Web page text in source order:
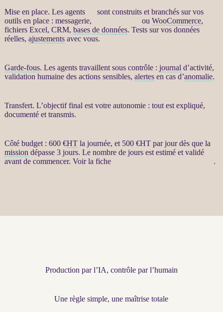
Mise en place. Les agents
sont construits et branchés sur vos
outils en place : messagerie,
ou WooCommerce,
fichiers Excel, CRM, bases de données. Tests sur vos données
réelles, ajustementsavec vous.
Garde-fous. Les agentstravaillent sous contrôle : journal d’activité,
validation humaine des actions sensibles, alertesen cas d’anomalie.
Transfert. L’objectif final est votre autonomie : tout est expliqué,
documenté et transmis.
Côté budget : 600 €HTla journée, et 500 €HTpar jour dès que la
mission dépasse 3 jours. Le nombre de jours est estimé et validé
avant de commencer. Voir la fiche
.
Production par l’IA, contrôle par l’humain
Une règle simple, une maîtrise totale